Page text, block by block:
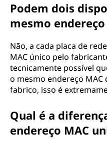
Podem dois
mesmo endereço
Não, a cada placa de
MAC único pelo
tecnicamente possível
o mesmo endereço
fabrico, isso é
Qual é a
endereço MAC